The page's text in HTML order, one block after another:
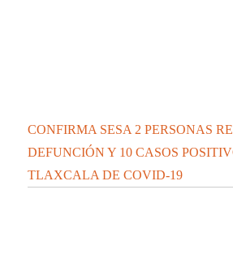
CONFIRMA SESA 2 PERSONAS
DEFUNCIÓN Y 10 CASOS
TLAXCALA DE COVID-19